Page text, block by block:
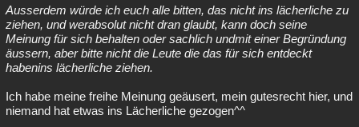
Ausserdem würde ich euch alle bitten, das nicht ins lächerliche zu
ziehen, und werabsolut nicht dran glaubt, kann doch seine
Meinung für sich behalten oder sachlich undmit einer Begründung
äussern, aber bitte nicht die Leute die das für sich entdeckt
habenins lächerliche ziehen.
Ich habe meine freihe Meinung geäusert, mein gutesrecht hier, und
niemand hat etwas ins Lächerliche gezogen^^